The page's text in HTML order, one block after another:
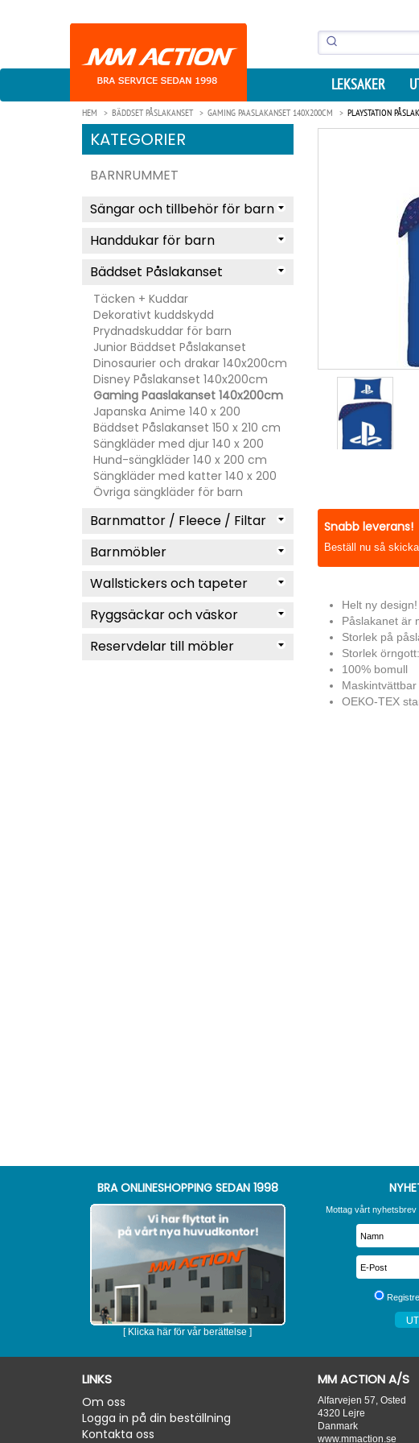
LEKSAKER
HEM BÄDDSET PÅSLAKANSET GAMING PAASLAKANSET 140X200CM PLAYSTATION
KATEGORIER
BARNRUMMET
Sängar och tillbehör för barn
Handdukar för barn
Bäddset Påslakanset
Täcken + Kuddar
Dekorativt kuddskydd
Prydnadskuddar för barn
Junior Bäddset Påslakanset
Dinosaurier och drakar 140x200cm
Disney Påslakanset 140x200cm
Gaming Paaslakanset 140x200cm
Japanska Anime 140 x 200
Bäddset Påslakanset 150 x 210 cm
Sängkläder med djur 140 x 200
Hund-sängkläder 140 x 200 cm
Sängkläder med katter 140 x 200
Övriga sängkläder för barn
Barnmattor / Fleece / Filtar
Barnmöbler
Wallstickers och tapeter
Ryggsäckar och väskor
Reservdelar till möbler
Snabb leverans!
Beställ nu så
Helt ny design!
Påslakanet är
Storlek på
Storlek
100% bomull
OEKO-TEX
BRA ONLINESHOPPING SEDAN 1998
[ Klicka här för vår berättelse ]
Mottag vårt nyhetsbrev
LINKS
Om oss
Logga in på din beställning
Kontakta oss
MM ACTION A/S
Alfarvejen 57, Osted
4320 Lejre
Danmark
www.mmaction.se